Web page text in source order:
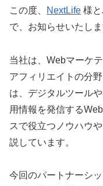
この度、 NextLife 様
で、お知らせいたしま
当社は、Webマーケ
アフィリエイトの分
は、デジタルツール
用情報を発信する
スで役立つノウハウ
説しています。
今回のパートナーシ